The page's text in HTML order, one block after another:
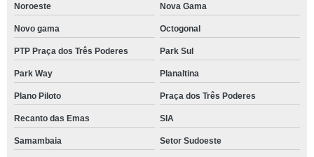
Noroeste Nova Gama
Novo gama Octogonal
PTP Praça dos Três Poderes Park Sul
Park Way Planaltina
Plano Piloto Praça dos Três Poderes
Recanto das Emas SIA
Samambaia Setor Sudoeste